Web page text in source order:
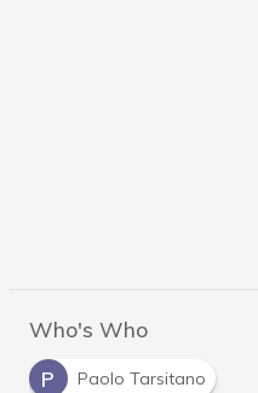
Who's Who
P
Paolo Tarsitano